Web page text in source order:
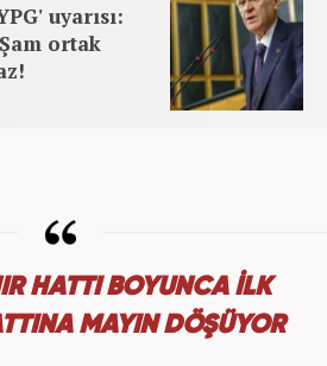
uyarısı:
ortak
HATTI BOYUNCA İLK
MAYIN DÖŞÜYOR